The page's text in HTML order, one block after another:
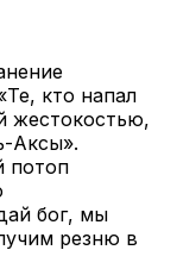
кто напал
жестокостью,
Аксы».
потоп
бог, мы
резню в